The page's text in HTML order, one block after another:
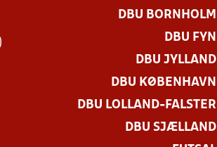
DBU BORNHOLM
DBU FYN
DBU JYLLAND
DBU KØBENHAVN
DBU LOLLAND-FALSTER
DBU SJÆLLAND